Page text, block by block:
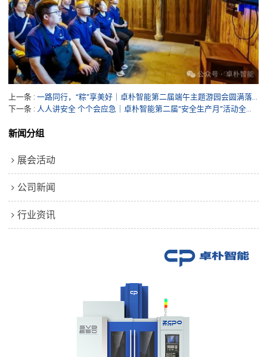
上一条
一路同行，“粽”享美好｜卓朴智能第二届端午主题游园会圆满落幕
下一条
人人讲安全 个个会应急｜卓朴智能第二届“安全生产月”活动全面启动
新闻分组
展会活动
公司新闻
行业资讯